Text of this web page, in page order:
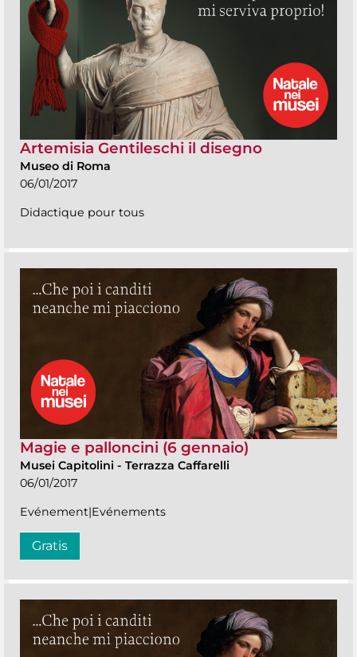
Artemisia Gentileschi il disegno
Museo di Roma
06/01/2017
Didactique pour tous
Magie e palloncini (6 gennaio)
Musei Capitolini - Terrazza Caffarelli
06/01/2017
Evénement|Evénements
Gratis